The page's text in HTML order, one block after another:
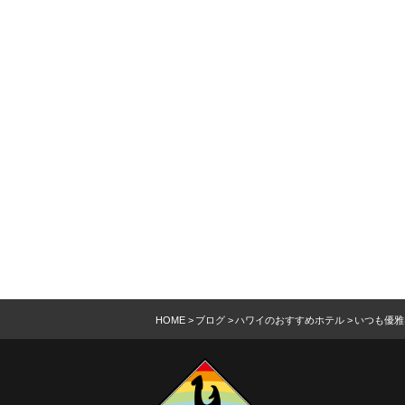
HOME ブログ ハワイのおすすめホテル いつも優